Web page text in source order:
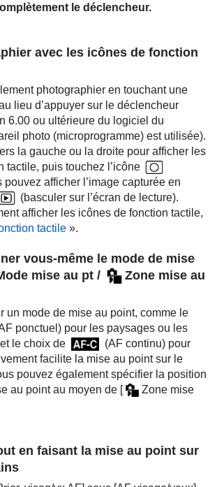
le déclencheur.
avec les icônes de fonction
photographier en touchant une
lieu d’appuyer sur le déclencheur
6.00 ou ultérieure du logiciel du
photo (microprogramme) est utilisée).
la gauche ou la droite pour afficher les
tactile, puis touchez l’icône
pouvez afficher l’image capturée en
(basculer sur l’écran de lecture).
afficher les icônes de fonction tactile,
tactile ».
vous-même le mode de mise
mise au pt /
Zone mise au
un mode de mise au point, comme le
ponctuel) pour les paysages ou les
le choix de
(AF continu) pour
facilite la mise au point sur le
pouvez également spécifier la position
au point au moyen de [
Zone mise
en faisant la mise au point sur